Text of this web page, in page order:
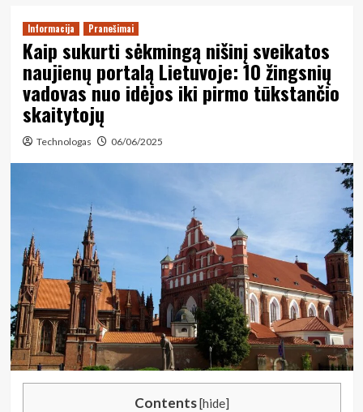
Informacija Pranešimai
Kaip sukurti sėkmingą nišinį sveikatos
naujienų portalą Lietuvoje: 10 žingsnių
vadovas nuo idėjos iki pirmo tūkstančio
skaitytojų
Technologas 06/06/2025
Contents[hide]